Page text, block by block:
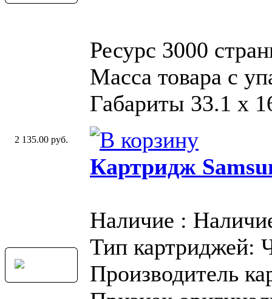
Ресурс 3000
Масса товара с
Габариты 33.1 х
2 135.00 руб.
Картридж
Наличие :
Тип картриджей:
Производитель